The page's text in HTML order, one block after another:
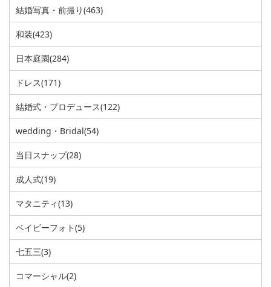
結婚写真・前撮り(463)
和装(423)
日本庭園(284)
ドレス(171)
結婚式・プロデュース(122)
wedding・Bridal(54)
当日スナップ(28)
成人式(19)
マタニティ(13)
ベイビーフォト(5)
七五三(3)
コマーシャル(2)